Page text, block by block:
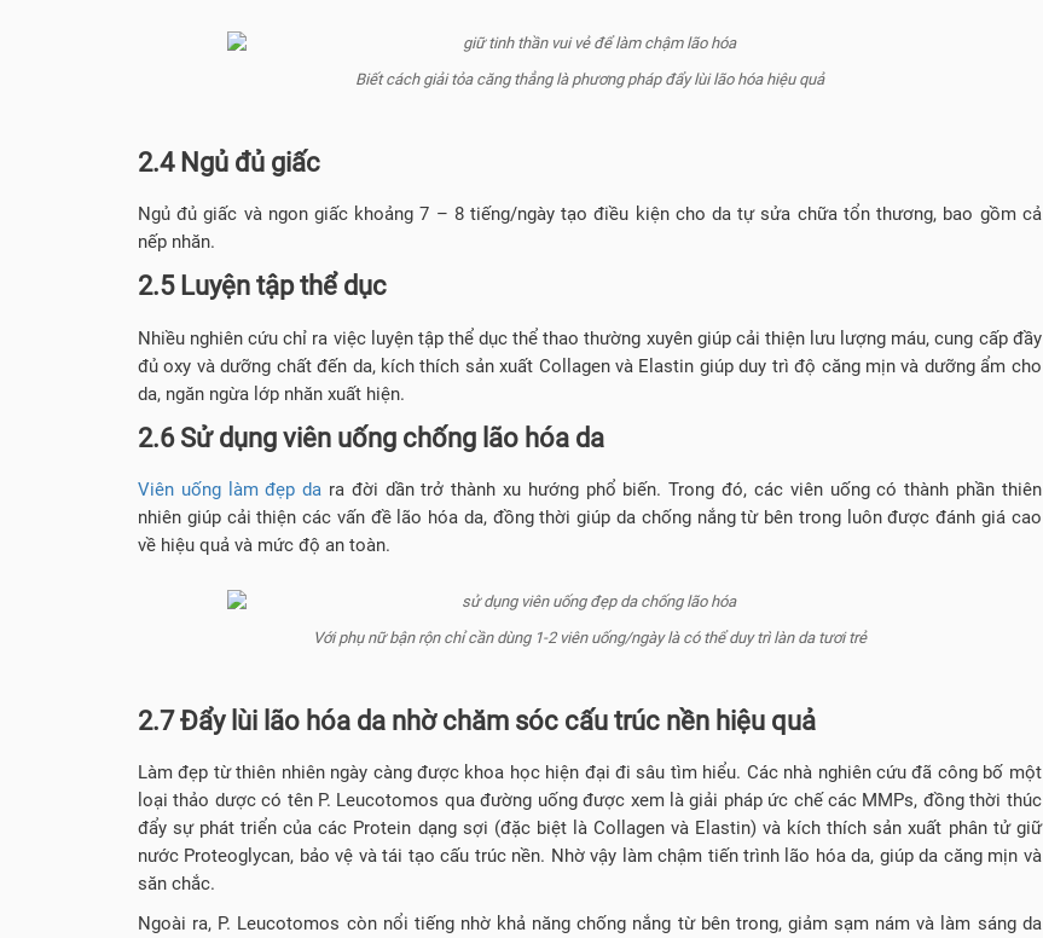
Biết cách giải tỏa căng thẳng là phương pháp đẩy lùi lão hóa hiệu quả
2.4 Ngủ đủ giấc
Ngủ đủ giấc và ngon giấc khoảng 7 – 8 tiếng/ngày tạo điều kiện cho da tự sửa chữa tổn thương, bao gồm cả
nếp nhăn.
2.5 Luyện tập thể dục
Nhiều nghiên cứu chỉ ra việc luyện tập thể dục thể thao thường xuyên giúp cải thiện lưu lượng máu, cung cấp đầy
đủ oxy và dưỡng chất đến da, kích thích sản xuất Collagen và Elastin giúp duy trì độ căng mịn và dưỡng ẩm cho
da, ngăn ngừa lớp nhăn xuất hiện.
2.6 Sử dụng viên uống chống lão hóa da
Viên uống làm đẹp da ra đời dần trở thành xu hướng phổ biến. Trong đó, các viên uống có thành phần thiên
nhiên giúp cải thiện các vấn đề lão hóa da, đồng thời giúp da chống nắng từ bên trong luôn được đánh giá cao
về hiệu quả và mức độ an toàn.
Với phụ nữ bận rộn chỉ cần dùng 1-2 viên uống/ngày là có thể duy trì làn da tươi trẻ
2.7 Đẩy lùi lão hóa da nhờ chăm sóc cấu trúc nền hiệu quả
Làm đẹp từ thiên nhiên ngày càng được khoa học hiện đại đi sâu tìm hiểu. Các nhà nghiên cứu đã công bố một
loại thảo dược có tên P. Leucotomos qua đường uống được xem là giải pháp ức chế các MMPs, đồng thời thúc
đẩy sự phát triển của các Protein dạng sợi (đặc biệt là Collagen và Elastin) và kích thích sản xuất phân tử giữ
nước Proteoglycan, bảo vệ và tái tạo cấu trúc nền. Nhờ vậy làm chậm tiến trình lão hóa da, giúp da căng mịn và
săn chắc.
Ngoài ra, P. Leucotomos còn nổi tiếng nhờ khả năng chống nắng từ bên trong, giảm sạm nám và làm sáng da